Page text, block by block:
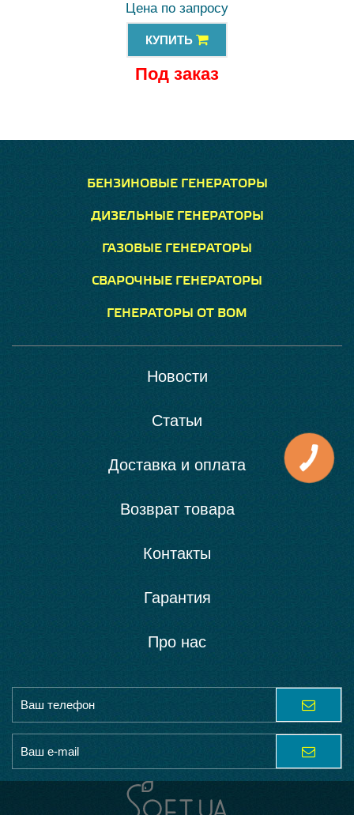
Цена по запросу
КУПИТЬ
Под заказ
БЕНЗИНОВЫЕ ГЕНЕРАТОРЫ
ДИЗЕЛЬНЫЕ ГЕНЕРАТОРЫ
ГАЗОВЫЕ ГЕНЕРАТОРЫ
СВАРОЧНЫЕ ГЕНЕРАТОРЫ
ГЕНЕРАТОРЫ ОТ ВОМ
Новости
Статьи
Доставка и оплата
Возврат товара
Контакты
Гарантия
Про нас